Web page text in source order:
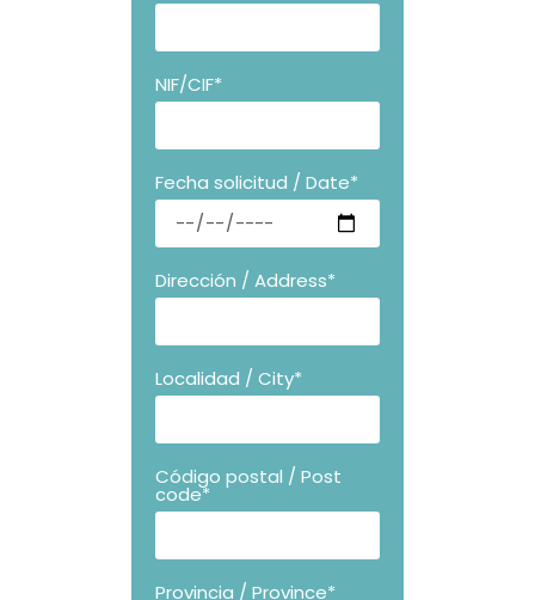
NIF/CIF*
Fecha solicitud / Date*
Dirección / Address*
Localidad / City*
Código postal / Post
code*
Provincia / Province*